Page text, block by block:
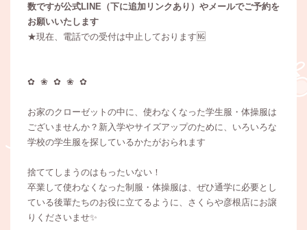
数ですが公式LINE（下に追加リンクあり）やメールでご予約を
お願いいたします
★現在、電話での受付は中止しております🆖
✿ ❀ ✿ ❀ ✿
お家のクローゼットの中に、使わなくなった学生服・体操服は
ございませんか？新入学やサイズアップのために、いろいろな
学校の学生服を探しているかたがおられます
捨ててしまうのはもったいない！
卒業して使わなくなった制服・体操服は、ぜひ通学に必要とし
ている後輩たちのお役に立てるように、さくらや彦根店にお譲
りくださいませ✨